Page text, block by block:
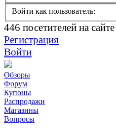
Войти как пользователь:
446 посетителей на сайте
Регистрация
Войти
Обзоры
Форум
Купоны
Распродажи
Магазины
Вопросы